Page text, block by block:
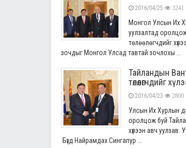
2016/04/25 3241
Монгол Улсын Их
уулзалтад
төлөөлөгчдийг
зочдыг Монгол Улсад тавтай зочлохы ...
Тайландын
төлөөлөгчдийг
2016/04/23 2800
Улсын Их Хурлын
оролцож буй
хүлээн авч
Бүгд Найрамдах Сингапур ...